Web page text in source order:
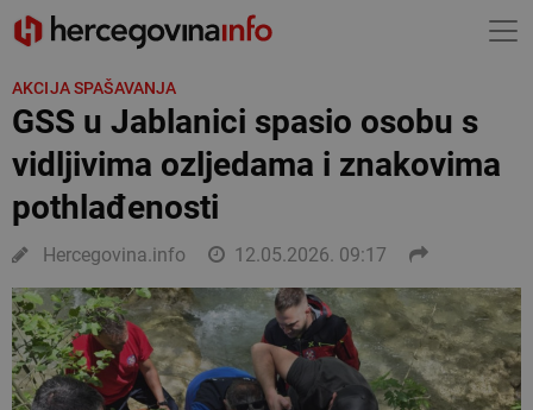
AKCIJA SPAŠAVANJA
GSS u Jablanici spasio osobu s
vidljivima ozljedama i znakovima
pothlađenosti
Hercegovina.info 12.05.2026. 09:17